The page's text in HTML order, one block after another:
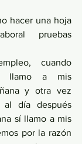
hacer una hoja
pruebas
cuando
llamo a mis
y otra vez
día después
sí llamo a mis
por la razón